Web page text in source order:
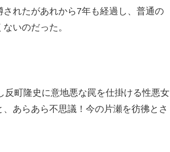
れたがあれから7年も経過し、普通の
いのだった。
町隆史に意地悪な罠を仕掛ける性悪女
あらあら不思議！今の片瀬を彷彿とさ